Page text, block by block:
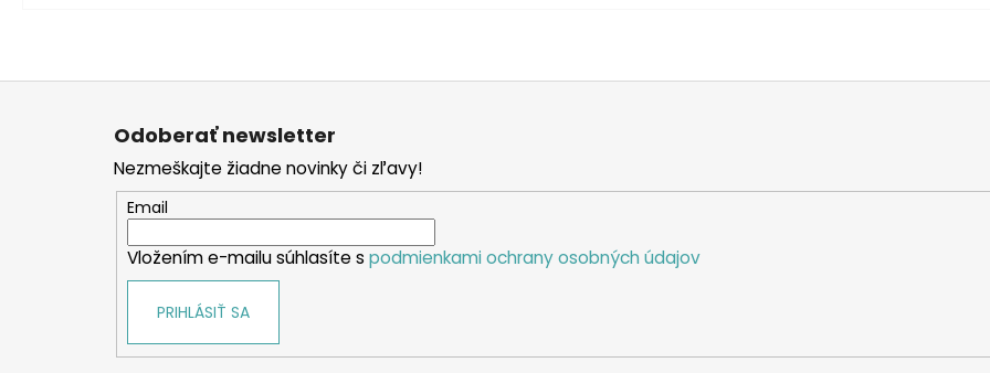
Odoberať newsletter
Nezmeškajte žiadne novinky či zľavy!
Email
Vložením e-mailu súhlasíte s podmienkami ochrany osobných údajov
PRIHLÁSIŤ SA